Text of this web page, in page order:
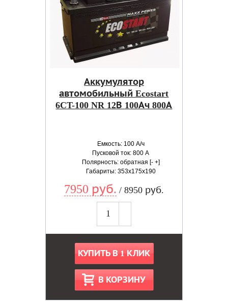
Аккумулятор
автомобильный Ecostart
6CT-100 NR 12В 100Ач 800А
Емкость: 100 А/ч
Пусковой ток: 800 А
Полярность: обратная [- +]
Габариты: 353x175x190
7950 руб. / 8950 руб.
КУПИТЬ В 1 КЛИК
В КОРЗИНУ